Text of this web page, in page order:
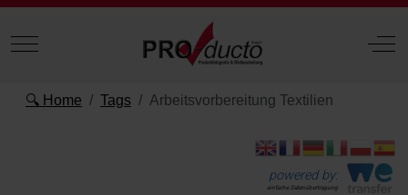
Mobile Menu Toggle Off-
🔍 Home Tags Arbeitsvorbereitung Textilien
powered by:
einfache Datenübertragung